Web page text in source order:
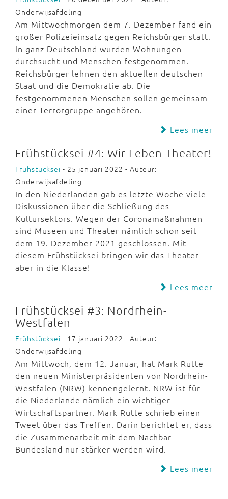
Onderwijsafdeling
Am Mittwochmorgen dem 7. Dezember fand ein
großer Polizeieinsatz gegen Reichsbürger statt.
In ganz Deutschland wurden Wohnungen
durchsucht und Menschen festgenommen.
Reichsbürger lehnen den aktuellen deutschen
Staat und die Demokratie ab. Die
festgenommenen Menschen sollen gemeinsam
einer Terrorgruppe angehören.
Lees meer
Frühstücksei #4: Wir Leben Theater!
Frühstücksei - 25 januari 2022 - Auteur:
Onderwijsafdeling
In den Niederlanden gab es letzte Woche viele
Diskussionen über die Schließung des
Kultursektors. Wegen der Coronamaßnahmen
sind Museen und Theater nämlich schon seit
dem 19. Dezember 2021 geschlossen. Mit
diesem Frühstücksei bringen wir das Theater
aber in die Klasse!
Lees meer
Frühstücksei #3: Nordrhein-
Westfalen
Frühstücksei - 17 januari 2022 - Auteur:
Onderwijsafdeling
Am Mittwoch, dem 12. Januar, hat Mark Rutte
den neuen Ministerpräsidenten von Nordrhein-
Westfalen (NRW) kennengelernt. NRW ist für
die Niederlande nämlich ein wichtiger
Wirtschaftspartner. Mark Rutte schrieb einen
Tweet über das Treffen. Darin berichtet er, dass
die Zusammenarbeit mit dem Nachbar-
Bundesland nur stärker werden wird.
Lees meer